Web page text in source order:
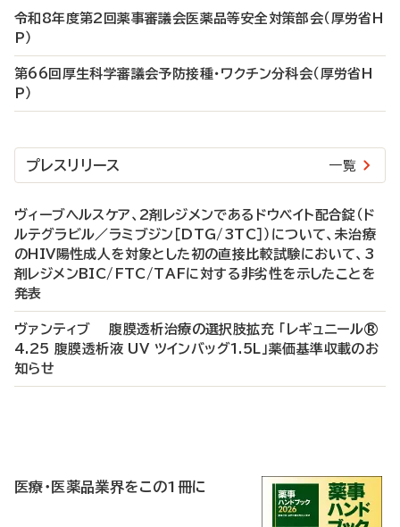
令和8年度第2回薬事審議会医薬品等安全対策部会（厚労省H
P）
第66回厚生科学審議会予防接種・ワクチン分科会（厚労省H
P）
プレスリリース 一覧
ヴィーブヘルスケア、2剤レジメンであるドウベイト配合錠（ド
ルテグラビル／ラミブジン［DTG/3TC］）について、未治療
のHIV陽性成人を対象とした初の直接比較試験において、3
剤レジメンBIC/FTC/TAFに対する非劣性を示したことを
発表
ヴァンティブ 腹膜透析治療の選択肢拡充 「レギュニール®
4.25 腹膜透析液 UV ツインバッグ1.5L」薬価基準収載のお
知らせ
医療・医薬品業界をこの1冊に